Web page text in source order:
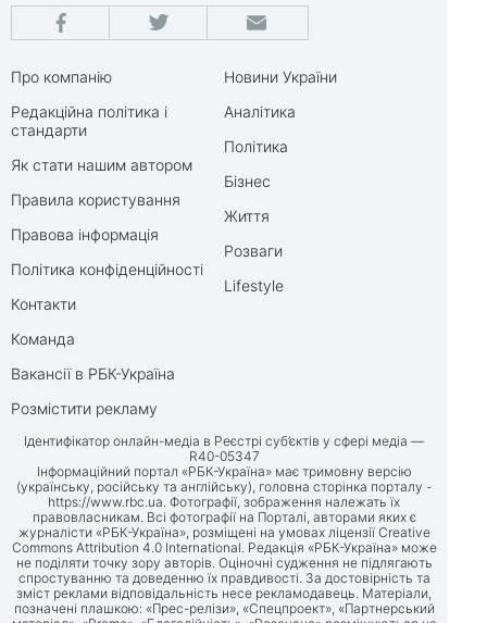
Про компанію
Редакційна політика і
стандарти
Як стати нашим автором
Правила користування
Правова інформація
Політика конфіденційності
Контакти
Команда
Вакансії в РБК-Україна
Розмістити рекламу
Новини України
Аналітика
Політика
Бізнес
Життя
Розваги
Lifestyle
Ідентифікатор онлайн-медіа в Реєстрі суб’єктів у сфері медіа —
R40-05347
Інформаційний портал «РБК-Україна» має тримовну версію
(українську, російську та англійську), головна сторінка порталу -
https://www.rbc.ua . Фотографії, зображення належать їх
правовласникам. Всі фотографії на Порталі, авторами яких є
журналісти «РБК-Україна», розміщені на умовах ліцензії Creative
Commons Attribution 4.0 International. Редакція «РБК-Україна» може
не поділяти точку зору авторів. Оціночні судження не підлягають
спростуванню та доведенню їх правдивості. За достовірність та
зміст реклами відповідальність несе рекламодавець. Матеріали,
позначені плашкою: «Прес-релізи», «Спецпроект», «Партнерський